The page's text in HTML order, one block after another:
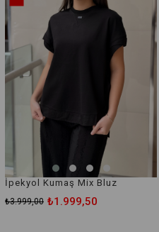
İpekyol Kumaş Mix Bluz
₺1.999,50
₺3.999,00